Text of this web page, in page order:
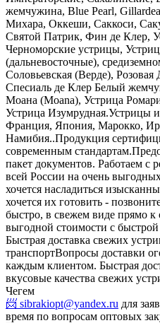
жемчужина, Blue Pearl,
Михара, Оккеши, Саккоси,
Святой Патрик, Фин де Клер,
Черноморские устрицы,
(дальневосточные),
Соловьевская (Верде),
Спесиаль де Клер Белый
Моана (Moana), Устрица
Устрица Изумрудная.Устрицы
Франция, Япония, Марокко,
Намибия..Продукция
современным стандартам.
пакет документов. Работаем с
всей России на очень
хочется насладиться
хочется их готовить -
быстро, в свежем виде прямо к
выгодной стоимости с быстрой
Быстрая доставка свежих
транспортВопросы доставки
каждым клиентом. Быстрая
вкусовые качества свежих
Чегем
📨 sibrakiopt@yandex.ru для
время по вопросам оптовых